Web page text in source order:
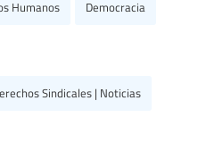
Humanos Democracia
Sindicales | Noticias